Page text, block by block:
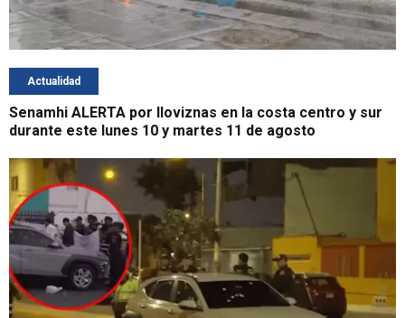
Actualidad
Senamhi ALERTA por lloviznas en la costa centro y sur
durante este lunes 10 y martes 11 de agosto